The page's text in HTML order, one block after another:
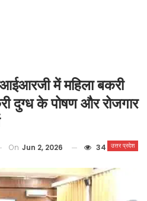
में महिला बकरी
दुग्ध के पोषण और रोजगार
उत्तर प्रदेश
On Jun 2, 2026 34